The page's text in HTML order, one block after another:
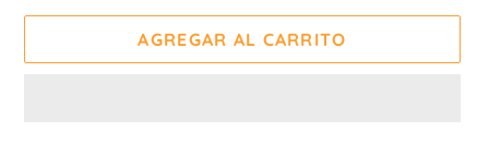
AGREGAR AL CARRITO